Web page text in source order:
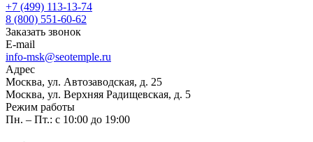
+7 (499) 113-13-74
8 (800) 551-60-62
Заказать звонок
E-mail
info-msk@seotemple.ru
Адрес
Москва, ул. Автозаводская, д. 25
Москва, ул. Верхняя Радищевская, д. 5
Режим работы
Пн. – Пт.: с 10:00 до 19:00